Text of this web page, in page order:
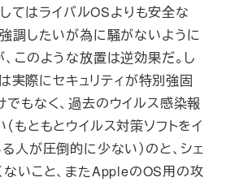
てはライバルOSよりも安全な
調したいが為に騒がないように
このような放置は逆効果だ。し
実際にセキュリティが特別強固
もなく、過去のウイルス感染報
もともとウイルス対策ソフトをイ
人が圧倒的に少ない）のと、シェ
ないこと、またAppleのOS用の攻